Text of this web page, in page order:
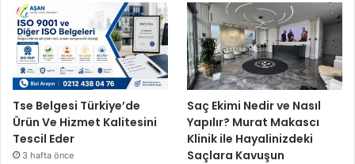
Tse Belgesi Türkiye’de
Ürün Ve Hizmet Kalitesini
Tescil Eder
3 hafta önce
Saç Ekimi Nedir ve Nasıl
Yapılır? Murat Makascı
Klinik ile Hayalinizdeki
Saçlara Kavuşun